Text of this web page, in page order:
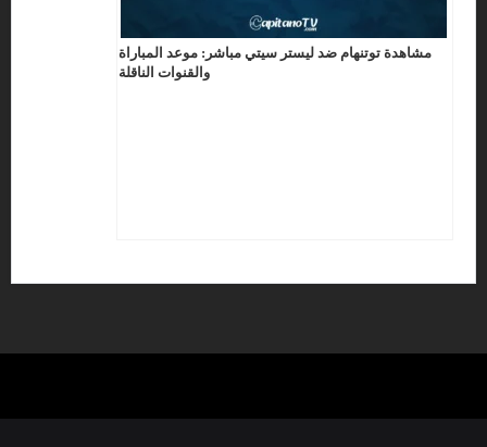
مشاهدة توتنهام ضد ليستر سيتي مباشر: موعد المباراة
والقنوات الناقلة